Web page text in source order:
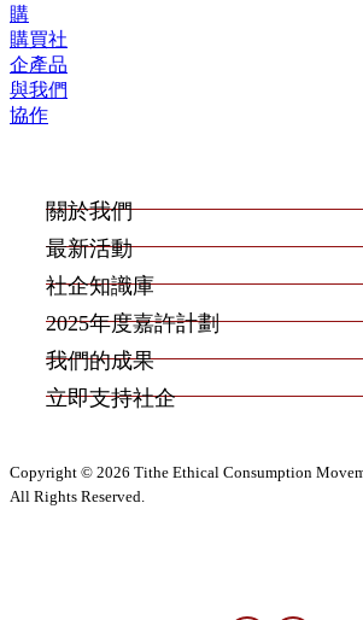
購
購買社
企產品
與我們
協作
關於我們
最新活動
社企知識庫
2025年度嘉許計劃
我們的成果
立即支持社企
Copyright © 2026 Tithe Ethical Consumption
All Rights Reserved.